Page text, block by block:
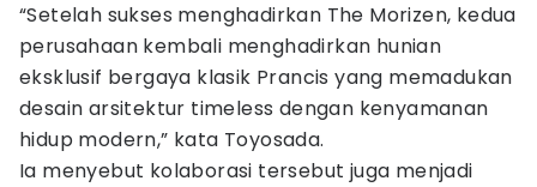
“Setelah sukses menghadirkan The Morizen, kedua
perusahaan kembali menghadirkan hunian
eksklusif bergaya klasik Prancis yang memadukan
desain arsitektur timeless dengan kenyamanan
hidup modern,” kata Toyosada.
Ia menyebut kolaborasi tersebut juga menjadi